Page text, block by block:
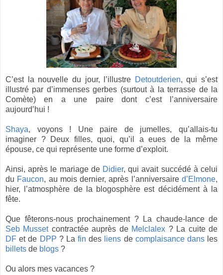
C’est la nouvelle du jour, l’illustre Detoutderien, qui s’est
illustré par d’immenses gerbes (surtout à la terrasse de la
Comète) en a une paire dont c’est l’anniversaire
aujourd’hui !
Shaya, voyons ! Une paire de jumelles, qu’allais-tu
imaginer ? Deux filles, quoi, qu’il a eues de la même
épouse, ce qui représente une forme d’exploit.
Ainsi, après le mariage de Didier, qui avait succédé à celui
du Faucon, au mois dernier, après l’anniversaired’Elmone,
hier, l’atmosphère de la blogosphère est décidément à la
fête.
Que fêterons-nous prochainement ? La chaude-lance de
Seb Mussetcontractée auprès de Melclalex ? La cuite de
DF et de DPP ? La fin des liens de complaisance dansles
billets de blogs ?
Ou alors mes vacances ?